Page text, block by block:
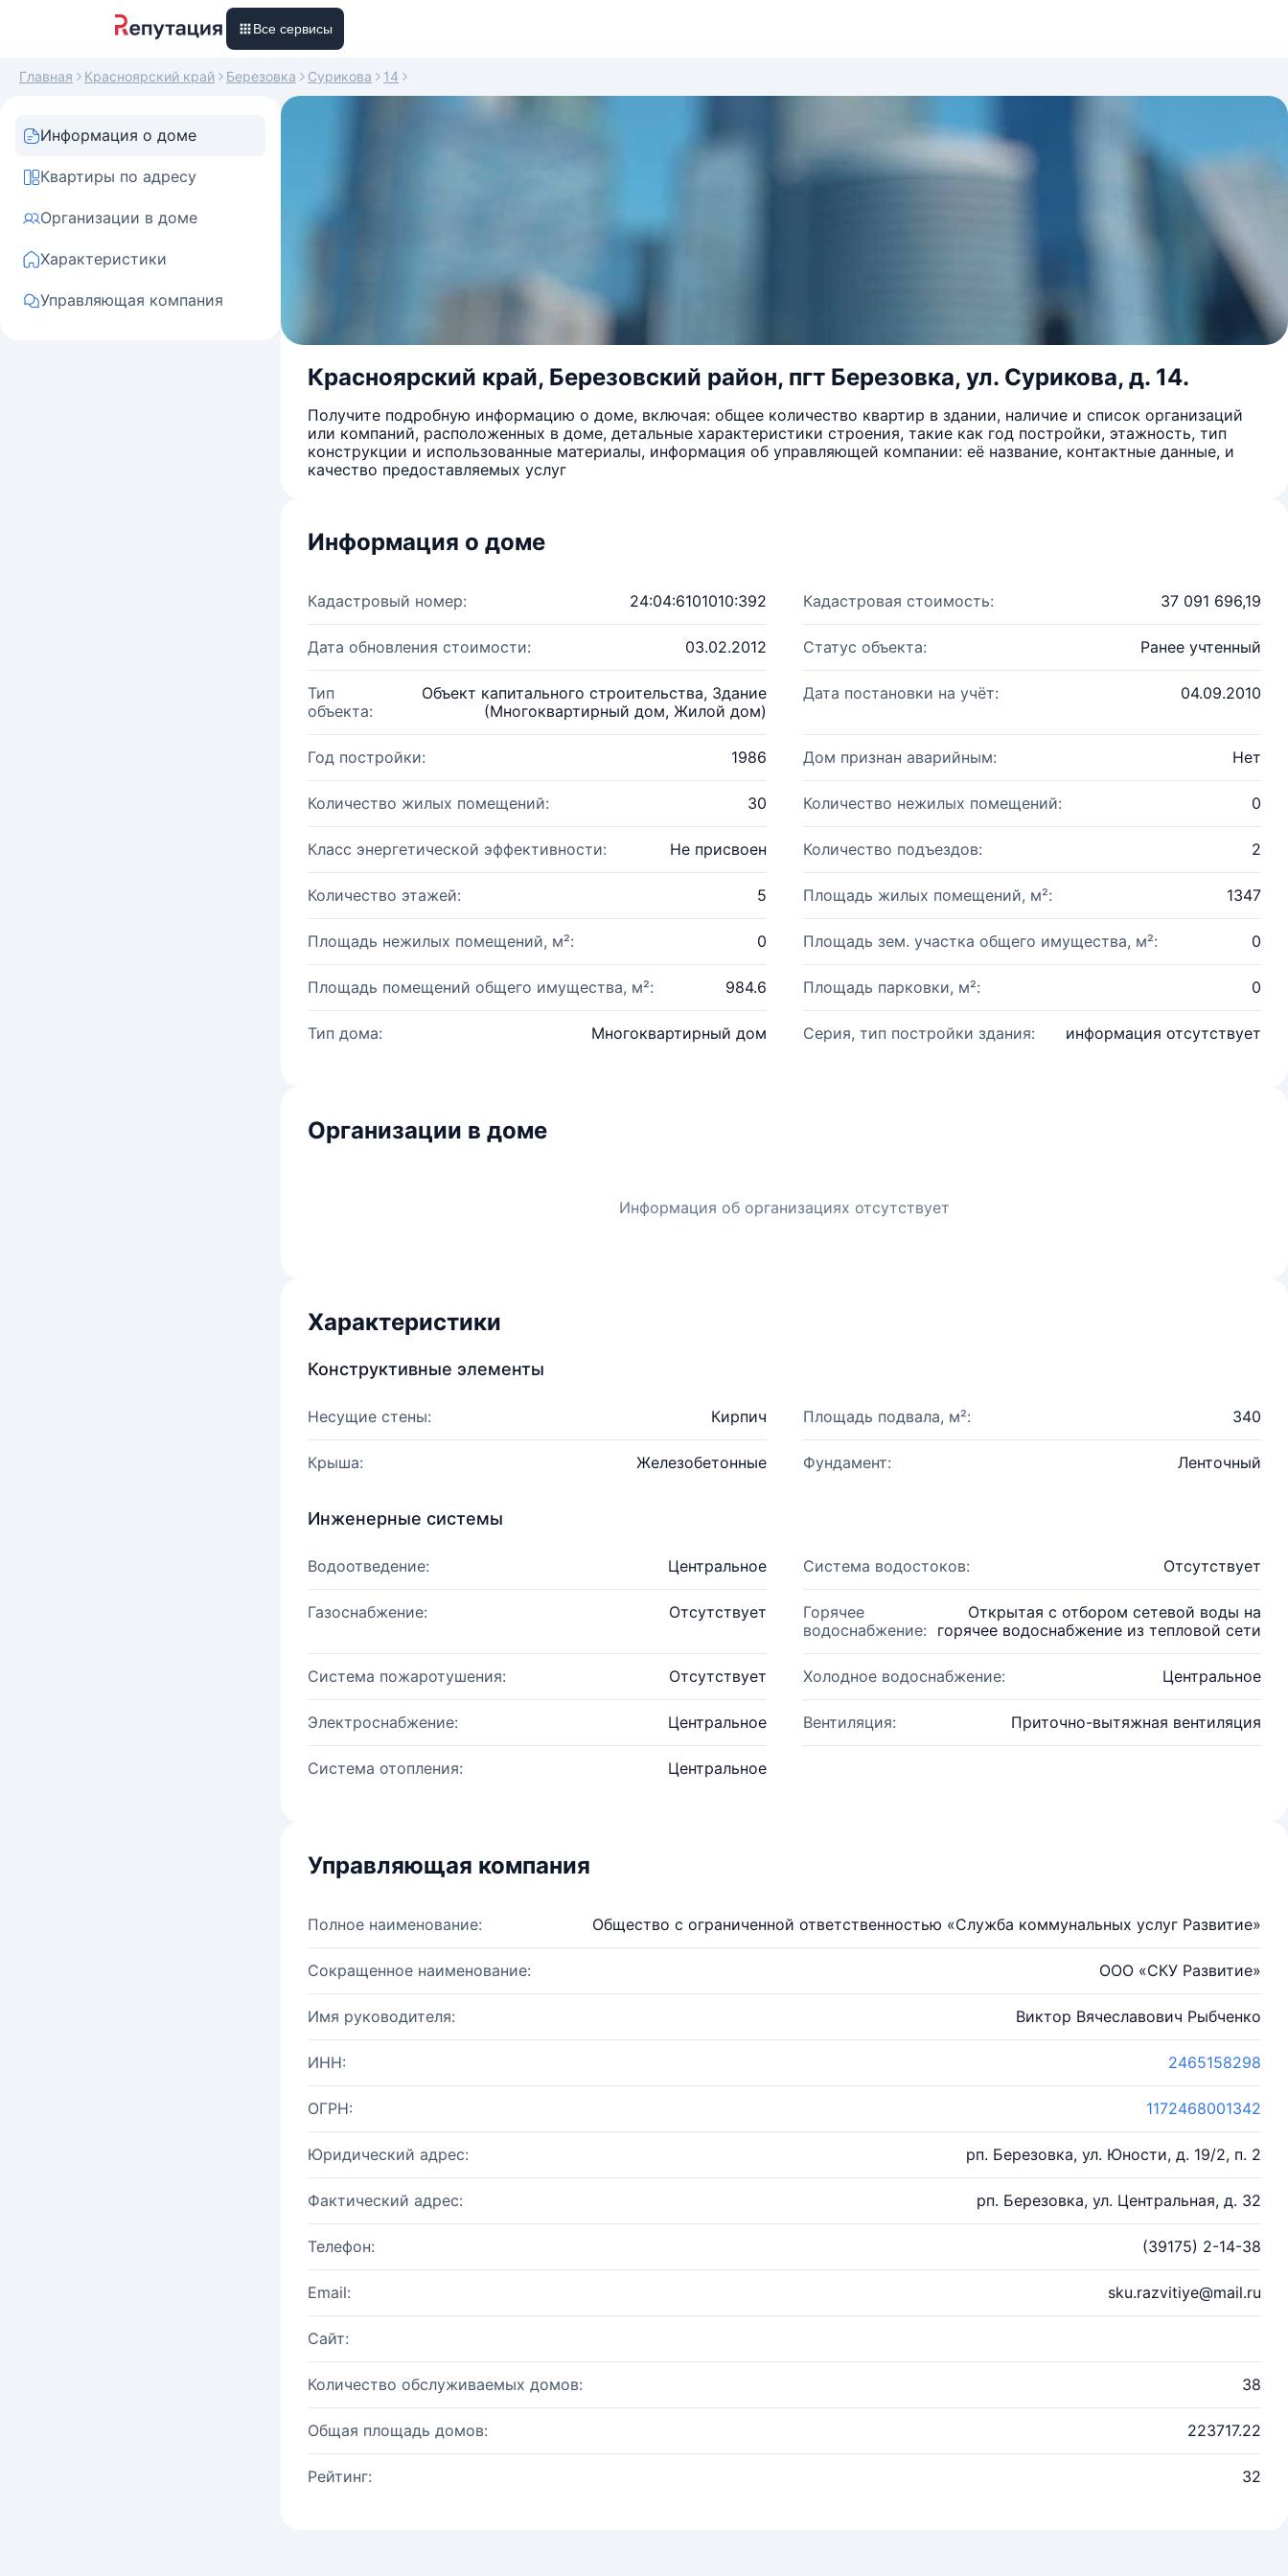
Все сервисы
Главная Красноярский край Березовка Сурикова 14
Информация о доме
Квартиры по адресу
Организации в доме
Характеристики
Управляющая компания
Красноярский край, Березовский район, пгт Березовка, ул. Сурикова, д. 14.
Получите подробную информацию о доме, включая: общее количество квартир в здании, наличие и список организаций
или компаний, расположенных в доме, детальные характеристики строения, такие как год постройки, этажность, тип
конструкции и использованные материалы, информация об управляющей компании: её название, контактные данные, и
качество предоставляемых услуг
Информация о доме
Кадастровый номер: 24:04:6101010:392 Кадастровая стоимость: 37 091 696,19
Дата обновления стоимости: 03.02.2012 Статус объекта: Ранее учтенный
Тип
объекта:
Объект капитального строительства, Здание
(Многоквартирный дом, Жилой дом)
Дата постановки на учёт: 04.09.2010
Год постройки: 1986 Дом признан аварийным: Нет
Количество жилых помещений: 30 Количество нежилых помещений: 0
Класс энергетической эффективности: Не присвоен Количество подъездов: 2
Количество этажей: 5 Площадь жилых помещений, м²: 1347
Площадь нежилых помещений, м²: 0 Площадь зем. участка общего имущества, м²: 0
Площадь помещений общего имущества, м²: 984.6 Площадь парковки, м²: 0
Тип дома: Многоквартирный дом Серия, тип постройки здания: информация отсутствует
Организации в доме
Информация об организациях отсутствует
Характеристики
Конструктивные элементы
Несущие стены: Кирпич Площадь подвала, м²: 340
Крыша: Железобетонные Фундамент: Ленточный
Инженерные системы
Водоотведение: Центральное Система водостоков: Отсутствует
Газоснабжение: Отсутствует
Горячее
водоснабжение:
Открытая с отбором сетевой воды на
горячее водоснабжение из тепловой сети
Система пожаротушения: Отсутствует Холодное водоснабжение: Центральное
Электроснабжение: Центральное Вентиляция: Приточно-вытяжная вентиляция
Система отопления: Центральное
Управляющая компания
Полное наименование: Общество с ограниченной ответственностью «Служба коммунальных услуг Развитие»
Сокращенное наименование: ООО «СКУ Развитие»
Имя руководителя: Виктор Вячеславович Рыбченко
ИНН: 2465158298
ОГРН: 1172468001342
Юридический адрес: рп. Березовка, ул. Юности, д. 19/2, п. 2
Фактический адрес: рп. Березовка, ул. Центральная, д. 32
Телефон: (39175) 2-14-38
Email: sku.razvitiye@mail.ru
Сайт:
Количество обслуживаемых домов: 38
Общая площадь домов: 223717.22
Рейтинг: 32